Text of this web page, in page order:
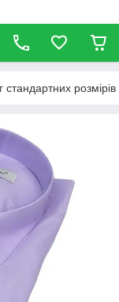
стандартних розмірів